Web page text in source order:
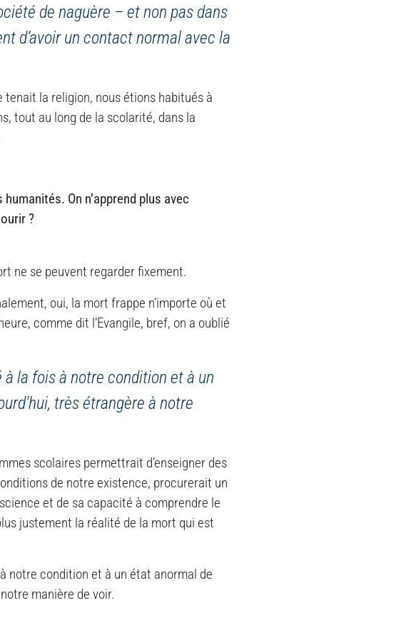
de naguère – et non pas dans
d’avoir un contact normal avec la
tenait la religion, nous étions habitués à
tout au long de la scolarité, dans la
On n’apprend plus avec
?
ne se peuvent regarder fixement.
oui, la mort frappe n’importe où et
comme dit l’Evangile, bref, on a oublié
la fois à notre condition et à un
très étrangère à notre
scolaires permettrait d’enseigner des
de notre existence, procurerait un
et de sa capacité à comprendre le
justement la réalité de la mort qui est
notre condition et à un état anormal de
manière de voir.